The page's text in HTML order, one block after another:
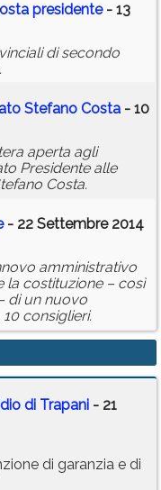
presidente- 13
di secondo
Stefano Costa - 10
aperta agli
Presidente alle
Costa.
- 22 Settembre 2014
amministrativo
la costituzione – così
di un nuovo
consiglieri.
di Trapani - 21
di garanzia e di